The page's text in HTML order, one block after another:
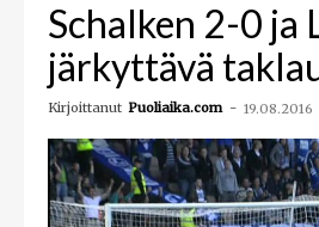
Schalken 2-0 ja
järkyttävä
Kirjoittanut Puoliaika.com - 19.08.2016